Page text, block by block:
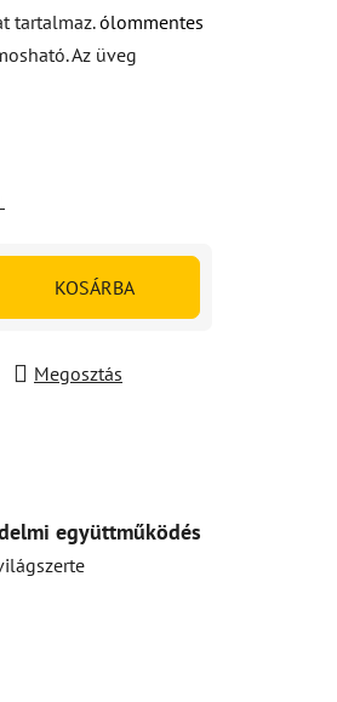
tartalmaz.ólommentes
Az üveg
KOSÁRBA
Megosztás
együttműködés